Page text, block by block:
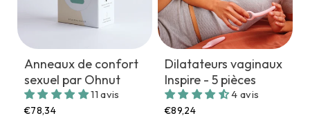
Anneaux de confort
sexuel par Ohnut
11 avis
€78,34
Dilatateurs vaginaux
Inspire - 5 pièces
4 avis
€89,24